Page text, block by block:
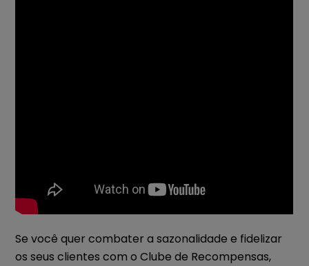
Se você quer combater a sazonalidade e fidelizar
os seus clientes com o Clube de Recompensas,